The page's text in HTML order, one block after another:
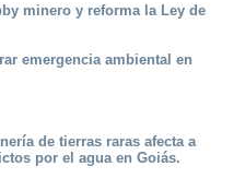
minero y reforma la Ley de
emergencia ambiental en
de tierras raras afecta a
por el agua en Goiás.